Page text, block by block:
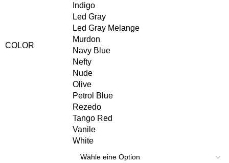
COLOR
Indigo
Led Gray
Led Gray Melange
Murdon
Navy Blue
Nefty
Nude
Olive
Petrol Blue
Rezedo
Tango Red
Vanile
White